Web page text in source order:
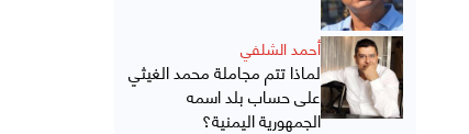
أحمد الشلفي
لماذا تتم مجاملة محمد الغيثي
على حساب بلد اسمه
الجمهورية اليمنية؟